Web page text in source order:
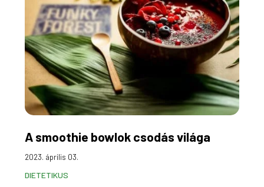
A smoothie bowlok csodás világa
2023. április 03.
DIETETIKUS